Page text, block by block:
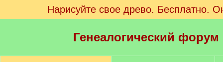
Нарисуйте свое древо. Бесплатно.
Генеалогический